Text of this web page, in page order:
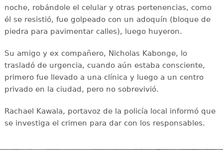
noche, robándole el celular y otras pertenencias, como
él se resistió, fue golpeado con un adoquín (bloque de
piedra para pavimentar calles), luego huyeron.
Su amigo y ex compañero, Nicholas Kabonge, lo
trasladó de urgencia, cuando aún estaba consciente,
primero fue llevado a una clínica y luego a un centro
privado en la ciudad, pero no sobrevivió.
Rachael Kawala, portavoz de la policía local informó que
se investiga el crimen para dar con los responsables.